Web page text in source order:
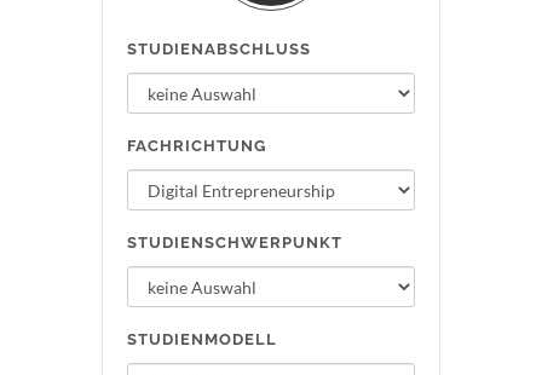
STUDIENABSCHLUSS
FACHRICHTUNG
STUDIENSCHWERPUNKT
STUDIENMODELL